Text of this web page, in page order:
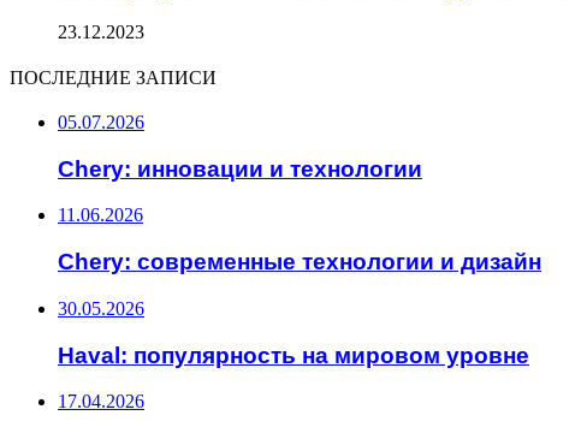
23.12.2023
ПОСЛЕДНИЕ ЗАПИСИ
05.07.2026
Chery: инновации и технологии
11.06.2026
Chery: современные технологии и дизайн
30.05.2026
Haval: популярность на мировом уровне
17.04.2026